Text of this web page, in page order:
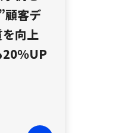
顧客デ
向上
20％UP